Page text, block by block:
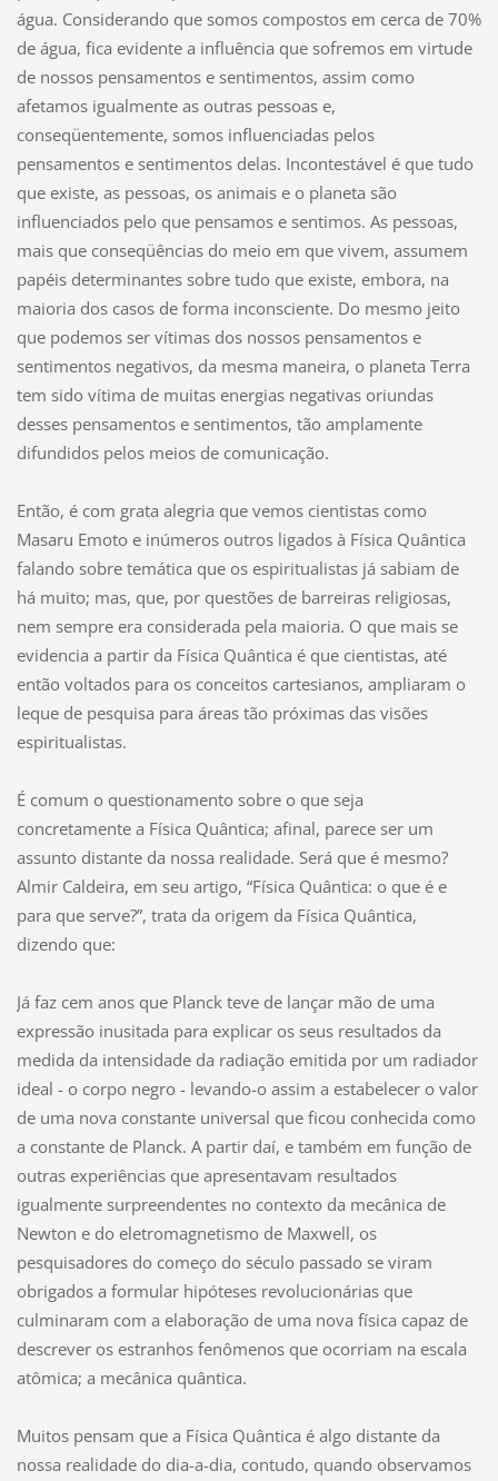
água. Considerando que somos compostos em cerca de 70%
de água, fica evidente a influência que sofremos em virtude
de nossos pensamentos e sentimentos, assim como
afetamos igualmente as outras pessoas e,
conseqüentemente, somos influenciadas pelos
pensamentos e sentimentos delas. Incontestável é que tudo
que existe, as pessoas, os animais e o planeta são
influenciados pelo que pensamos e sentimos. As pessoas,
mais que conseqüências do meio em que vivem, assumem
papéis determinantes sobre tudo que existe, embora, na
maioria dos casos de forma inconsciente. Do mesmo jeito
que podemos ser vítimas dos nossos pensamentos e
sentimentos negativos, da mesma maneira, o planeta Terra
tem sido vítima de muitas energias negativas oriundas
desses pensamentos e sentimentos, tão amplamente
difundidos pelos meios de comunicação.
Então, é com grata alegria que vemos cientistas como
Masaru Emoto e inúmeros outros ligados à Física Quântica
falando sobre temática que os espiritualistas já sabiam de
há muito; mas, que, por questões de barreiras religiosas,
nem sempre era considerada pela maioria. O que mais se
evidencia a partir da Física Quântica é que cientistas, até
então voltados para os conceitos cartesianos, ampliaram o
leque de pesquisa para áreas tão próximas das visões
espiritualistas.
É comum o questionamento sobre o que seja
concretamente a Física Quântica; afinal, parece ser um
assunto distante da nossa realidade. Será que é mesmo?
Almir Caldeira, em seu artigo, “Física Quântica: o que é e
para que serve?”, trata da origem da Física Quântica,
dizendo que:
Já faz cem anos que Planck teve de lançar mão de uma
expressão inusitada para explicar os seus resultados da
medida da intensidade da radiação emitida por um radiador
ideal - o corpo negro - levando-o assim a estabelecer o valor
de uma nova constante universal que ficou conhecida como
a constante de Planck. A partir daí, e também em função de
outras experiências que apresentavam resultados
igualmente surpreendentes no contexto da mecânica de
Newton e do eletromagnetismo de Maxwell, os
pesquisadores do começo do século passado se viram
obrigados a formular hipóteses revolucionárias que
culminaram com a elaboração de uma nova física capaz de
descrever os estranhos fenômenos que ocorriam na escala
atômica; a mecânica quântica.
Muitos pensam que a Física Quântica é algo distante da
nossa realidade do dia-a-dia, contudo, quando observamos